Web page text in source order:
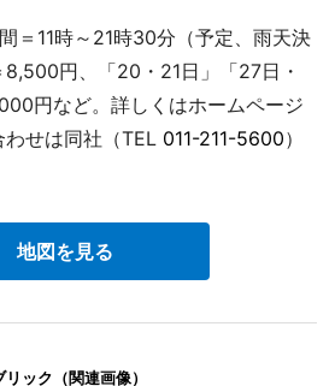
＝11時～21時30分（予定、雨天決
円、「20・21日」「27日・
円など。詳しくはホームページ
せは同社（TEL 011-211-5600）
地図を見る
ック（関連画像）